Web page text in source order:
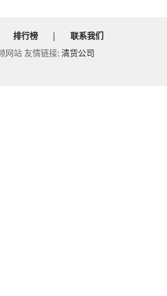
排行榜 |
联系我们
网站 友情链接:清货公司